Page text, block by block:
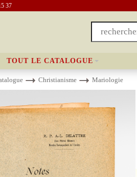
37
TOUT LE CATALOGUE
Christianisme Mariologie